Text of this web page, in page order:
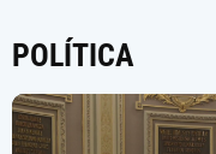
POLÍTICA